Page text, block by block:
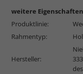
weitere Eigenschaften
Produktlinie:
Rahmentyp:
Hersteller: